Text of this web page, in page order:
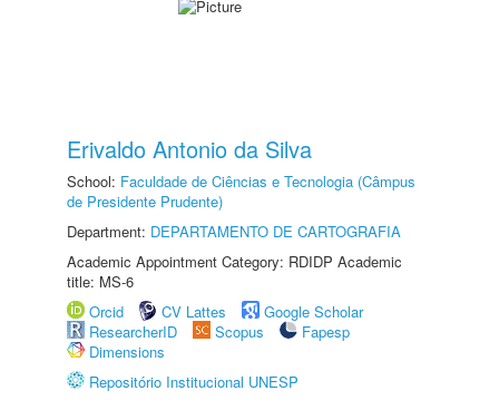
Erivaldo Antonio da Silva
School: Faculdade de Ciências e Tecnologia (Câmpus
de Presidente Prudente)
Department: DEPARTAMENTO DE CARTOGRAFIA
Academic Appointment Category: RDIDP Academic
title: MS-6
Orcid
CV Lattes
Google Scholar
ResearcherID
Scopus
Fapesp
Dimensions
Repositório Institucional UNESP